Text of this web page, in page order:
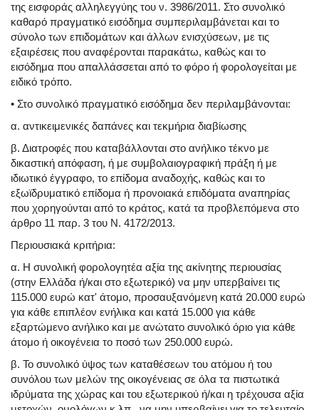
της εισφοράς αλληλεγγύης του ν. 3986/2011. Στο συνολικό
καθαρό πραγματικό εισόδημα συμπεριλαμβάνεται και το
σύνολο των επιδομάτων και άλλων ενισχύσεων, με τις
εξαιρέσεις που αναφέρονται παρακάτω, καθώς και το
εισόδημα που απαλλάσσεται από το φόρο ή φορολογείται με
ειδικό τρόπο.
• Στο συνολικό πραγματικό εισόδημα δεν περιλαμβάνονται:
α. αντικειμενικές δαπάνες και τεκμήρια διαβίωσης
β. Διατροφές που καταβάλλονται στο ανήλικο τέκνο με
δικαστική απόφαση, ή με συμβολαιογραφική πράξη ή με
ιδιωτικό έγγραφο, το επίδομα αναδοχής, καθώς και το
εξωϊδρυματικό επίδομα ή προνοιακά επιδόματα αναπηρίας
που χορηγούνται από το κράτος, κατά τα προβλεπόμενα στο
άρθρο 11 παρ. 3 του Ν. 4172/2013.
Περιουσιακά κριτήρια:
α. Η συνολική φορολογητέα αξία της ακίνητης περιουσίας
(στην Ελλάδα ή/και στο εξωτερικό) να μην υπερβαίνει τις
115.000 ευρώ κατ' άτομο, προσαυξανόμενη κατά 20.000 ευρώ
για κάθε επιπλέον ενήλικα και κατά 15.000 για κάθε
εξαρτώμενο ανήλικο και με ανώτατο συνολικό όριο για κάθε
άτομο ή οικογένεια το ποσό των 250.000 ευρώ.
β. Το συνολικό ύψος των καταθέσεων του ατόμου ή του
συνόλου των μελών της οικογένειας σε όλα τα πιστωτικά
ιδρύματα της χώρας και του εξωτερικού ή/και η τρέχουσα αξία